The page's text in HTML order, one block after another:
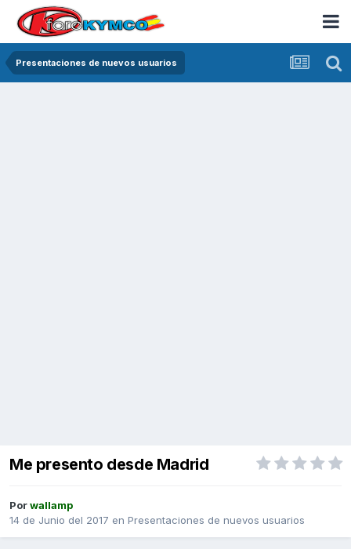
Presentaciones de nuevos usuarios
Me presento desde Madrid
Porwallamp
14 de Junio del 2017 en Presentaciones de nuevos usuarios